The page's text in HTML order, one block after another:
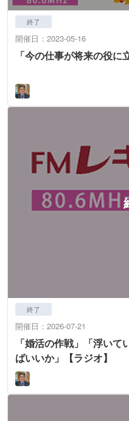
終了
開催日：2023-05-16
「今の仕事が将来の役に
終了
開催日：2026-07-21
「婚活の作戦」「浮い
ばいいか」【ラジオ】